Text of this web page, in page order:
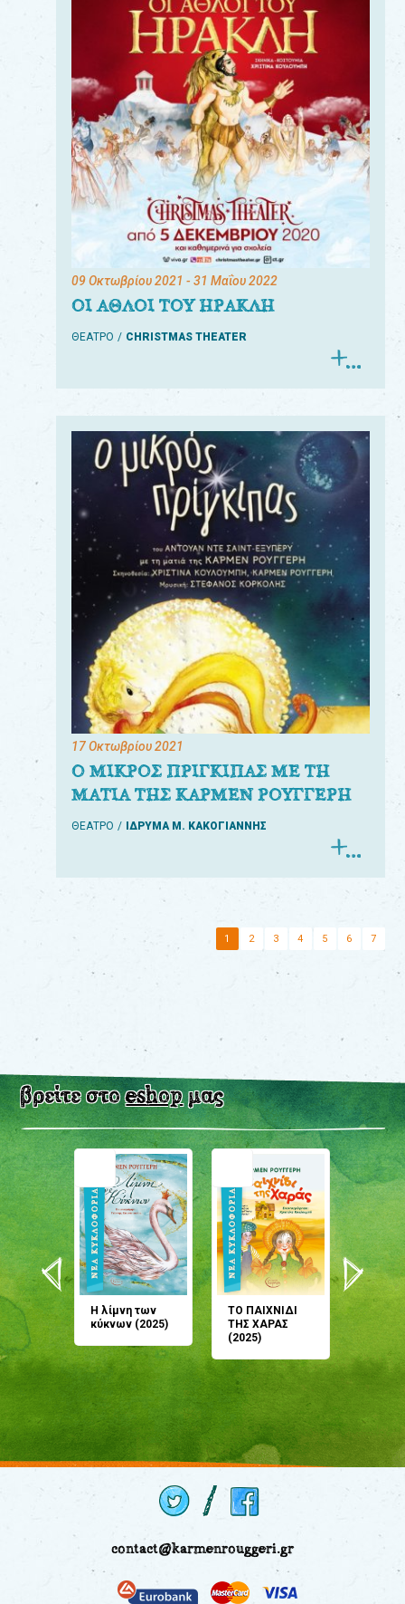
09 Οκτωβρίου 2021 - 31 Μαΐου 2022
ΟΙ ΑΘΛΟΙ ΤΟΥ ΗΡΑΚΛΗ
ΘΕΑΤΡΟ CHRISTMAS THEATER
17 Οκτωβρίου 2021
Ο ΜΙΚΡΟΣ ΠΡΙΓΚΙΠΑΣ ΜΕ ΤΗ
ΜΑΤΙΑ ΤΗΣ ΚΑΡΜΕΝ ΡΟΥΓΓΕΡΗ
ΘΕΑΤΡΟ ΙΔΡΥΜΑ Μ. ΚΑΚΟΓΙΑΝΝΗΣ
1 2 3 4 5 6 7
βρείτε στοeshopμας
Η λίμνη των
κύκνων (2025)
ΤΟ ΠΑΙΧΝΙΔΙ
ΤΗΣ ΧΑΡΑΣ
(2025)
μου;
(2024)
contact@karmenrouggeri.gr